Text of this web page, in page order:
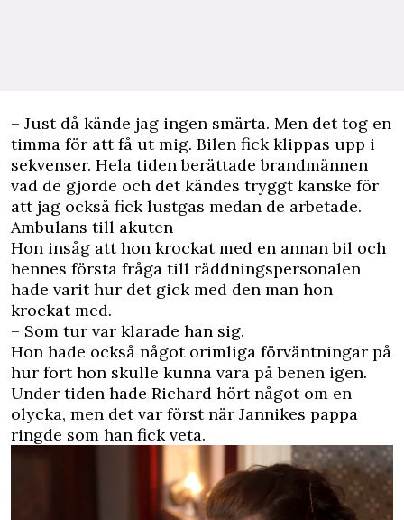
– Just då kände jag ingen smärta. Men det tog en
timma för att få ut mig. Bilen fick klippas upp i
sekvenser. Hela tiden berättade brandmännen
vad de gjorde och det kändes tryggt kanske för
att jag också fick lustgas medan de arbetade.
Ambulans till akuten
Hon insåg att hon krockat med en annan bil och
hennes första fråga till räddningspersonalen
hade varit hur det gick med den man hon
krockat med.
– Som tur var klarade han sig.
Hon hade också något orimliga förväntningar på
hur fort hon skulle kunna vara på benen igen.
Under tiden hade Richard hört något om en
olycka, men det var först när Jannikes pappa
ringde som han fick veta.